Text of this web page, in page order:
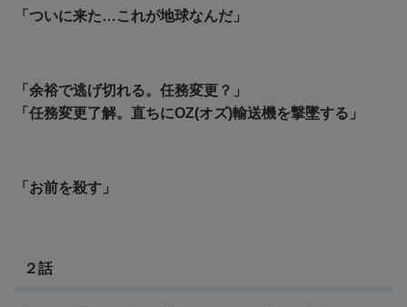
「ついに来た…これが地球なんだ」
「余裕で逃げ切れる。任務変更？」
「任務変更了解。直ちにOZ(オズ)輸送機を撃墜する」
「お前を殺す」
２話